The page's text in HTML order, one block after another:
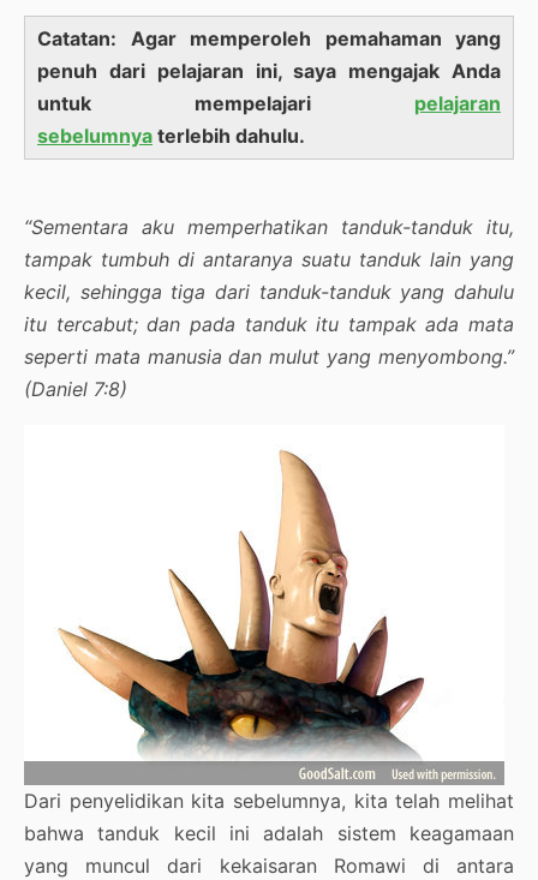
Catatan: Agar memperoleh pemahaman yang
penuh dari pelajaran ini, saya mengajak Anda
untuk mempelajari pelajaran
sebelumnya terlebih dahulu.
“Sementara aku memperhatikan tanduk-tanduk itu,
tampak tumbuh di antaranya suatu tanduk lain yang
kecil, sehingga tiga dari tanduk-tanduk yang dahulu
itu tercabut; dan pada tanduk itu tampak ada mata
seperti mata manusia dan mulut yang menyombong.”
(Daniel 7:8)
Dari penyelidikan kita sebelumnya, kita telah melihat
bahwa tanduk kecil ini adalah sistem keagamaan
yang muncul dari kekaisaran Romawi di antara